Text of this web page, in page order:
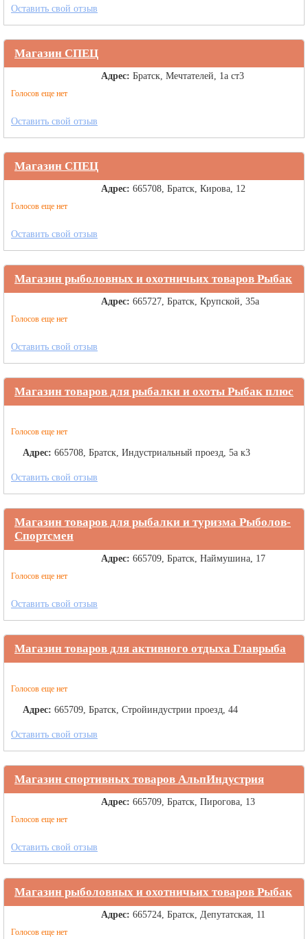
Оставить свой отзыв
Магазин СПЕЦ
Голосов еще нет
Адрес: Братск, Мечтателей, 1а ст3
Оставить свой отзыв
Магазин СПЕЦ
Голосов еще нет
Адрес: 665708, Братск, Кирова, 12
Оставить свой отзыв
Магазин рыболовных и охотничьих товаров Рыбак
Голосов еще нет
Адрес: 665727, Братск, Крупской, 35а
Оставить свой отзыв
Магазин товаров для рыбалки и охоты Рыбак плюс
Голосов еще нет
Адрес: 665708, Братск, Индустриальный проезд, 5а к3
Оставить свой отзыв
Магазин товаров для рыбалки и туризма Рыболов-
Спортсмен
Голосов еще нет
Адрес: 665709, Братск, Наймушина, 17
Оставить свой отзыв
Магазин товаров для активного отдыха Главрыба
Голосов еще нет
Адрес: 665709, Братск, Стройиндустрии проезд, 44
Оставить свой отзыв
Магазин спортивных товаров АльпИндустрия
Голосов еще нет
Адрес: 665709, Братск, Пирогова, 13
Оставить свой отзыв
Магазин рыболовных и охотничьих товаров Рыбак
Голосов еще нет
Адрес: 665724, Братск, Депутатская, 11